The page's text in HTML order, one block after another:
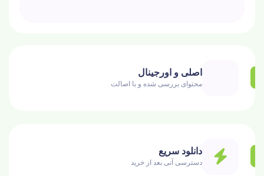
اصلی و اورجینال
محتوای بررسی شده و با اصالت
دانلود سریع
دسترسی آنی بعد از خرید